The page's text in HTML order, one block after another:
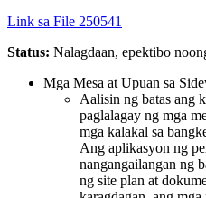
Link sa File 250541
Status: Nalagdaan, epektibo
Mga Mesa at Upuan sa
Aalisin ng batas ang
paglalagay ng mga
mga kalakal sa
Ang aplikasyon ng
nangangailangan ng
ng site plan at